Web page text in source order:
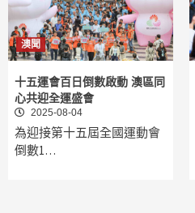
澳聞
十五運會百日倒數啟動 澳區同
心共迎全運盛會
2025-08-04
為迎接第十五屆全國運動會
倒數1…